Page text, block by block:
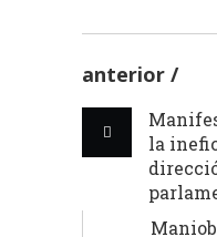
anterior
la